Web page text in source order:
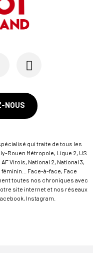
NOUS
qui traite de tous les
Rouen Métropole, Ligue 2, US
Virois, National 2, National 3,
Face-à-face, Face
toutes nos chroniques avec
site internet et nos réseaux
Instagram.